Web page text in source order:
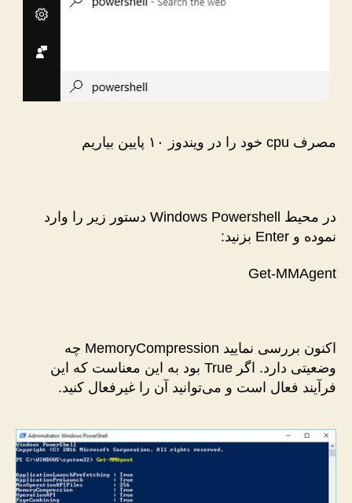
مصرف cpu خود را در ویندوز ۱۰ پایین بیاریم
در محیط Windows Powershell دستور زیر را وارد
نموده و Enter بزنید:
Get-MMAgent
اکنون بررسی نمایید MemoryCompression چه
وضعیتی دارد. اگر True بود به این معناست که این
فرآیند فعال است و می‌توانید آن را غیرفعال کنید.